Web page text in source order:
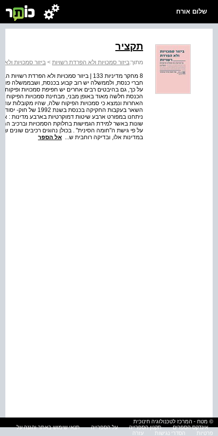
שלום אורח
תקציר
מתוך:ביזור סמכויות ולא הפרדת רשויות > ביזור סמכויות
8 מחקר מדיניות 133 | ביזור סמכויות ולא
חברי כנסת, ולממשלה יש רוב קבוע בכנסת, ושבממשלה
על כך, גם בהיבטים רבים אחרים יש חפיפת סמכויות ופיקוח
הכנסת חלשה מאוד באופן מבני, מבחינת סמכויות
האחרות ונמצא כי סמכויות הפיקוח שלה, שהיו מקובלות
השאר בעקבות החקיקה
ניתחנו במפורט ארבע שיטות דמוקרטיות בארבע מדינות :
שונות באשר למידת הגמישות בחלוקת הסמכויות וברכיב
על פי גישת ה"חומה הסינית" . בכולן נהוגים רכיבים שונים
במדינות אלו, ובדיקה רוחבית ש... אל הספר
© מטח - המרכז לטכנולוגיה חינוכית
אינדקס הספרים
תקנון הספרייה על הספרייה
תנאי שימוש באתר והגנה על
פרטיות
הסדרי נגישות עזרה